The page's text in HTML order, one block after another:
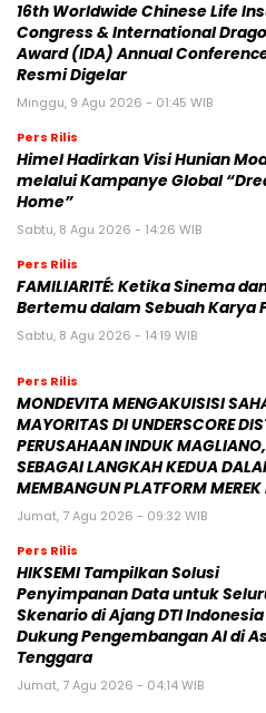
16th Worldwide Chinese Life
Congress & International
Award (IDA) Annual
Resmi Digelar
Minggu, 9 Agu 2026 - 01:45 WIB
Pers Rilis
Himel Hadirkan Visi Hunian
melalui Kampanye Global
Home”
Sabtu, 8 Agu 2026 - 14:26 WIB
Pers Rilis
FAMILIARITÉ: Ketika Sinema
Bertemu dalam Sebuah Karya
Sabtu, 8 Agu 2026 - 14:19 WIB
Pers Rilis
MONDEVITA MENGAKUISISI
MAYORITAS DI UNDERSCORE
PERUSAHAAN INDUK MAGLIANO,
SEBAGAI LANGKAH KEDUA
MEMBANGUN PLATFORM
Jumat, 7 Agu 2026 - 09:32 WIB
Pers Rilis
HIKSEMI Tampilkan Solusi
Penyimpanan Data untuk
Skenario di Ajang DTI Indonesia
Dukung Pengembangan AI di
Tenggara
Jumat, 7 Agu 2026 - 04:14 WIB